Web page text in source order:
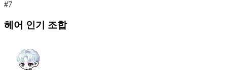
#7
헤어 인기 조합